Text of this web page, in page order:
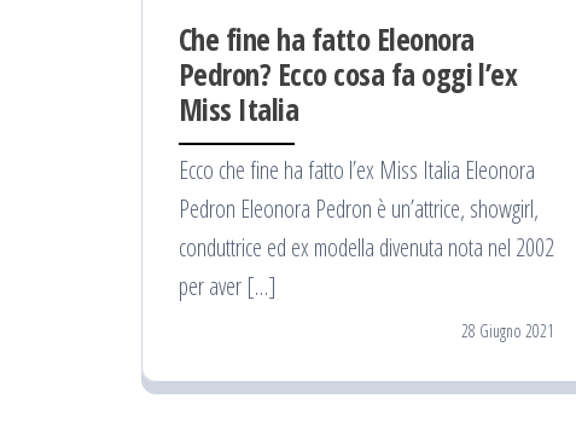
Che fine ha fatto Eleonora
Pedron? Ecco cosa fa oggi l’ex
Miss Italia
Ecco che fine ha fatto l’ex Miss Italia Eleonora
Pedron Eleonora Pedron è un’attrice, showgirl,
conduttrice ed ex modella divenuta nota nel 2002
per aver […]
28 Giugno 2021